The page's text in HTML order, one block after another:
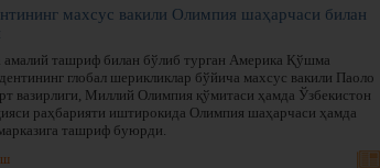
махсус вакили Олимпия шаҳарчаси билан
амалий ташриф билан бўлиб турган Америка Қўшма
глобал шерикликлар бўйича махсус вакили Паоло
вазирлиги, Миллий Олимпия қўмитаси ҳамда Ўзбекистон
раҳбарияти иштирокида Олимпия шаҳарчаси ҳамда
ташриф буюрди.